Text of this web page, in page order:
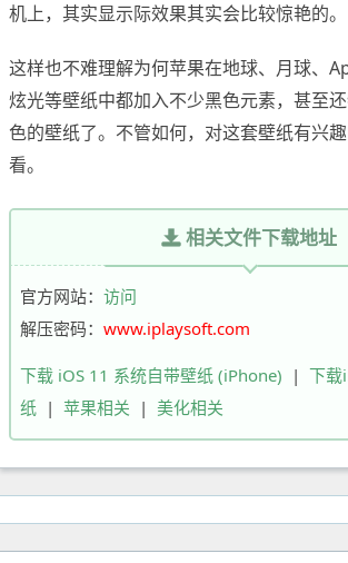
机上，其实显示际效果其实会比较惊艳的。
这样也不难理解为何苹果在地球、月球、
炫光等壁纸中都加入不少黑色元素，甚至
色的壁纸了。不管如何，对这套壁纸有兴
看。
相关文件下载地址
官方网站： 访问
解压密码： www.iplaysoft.com
下载 iOS 11 系统自带壁纸 (iPhone) | 下载
纸 | 苹果相关 | 美化相关